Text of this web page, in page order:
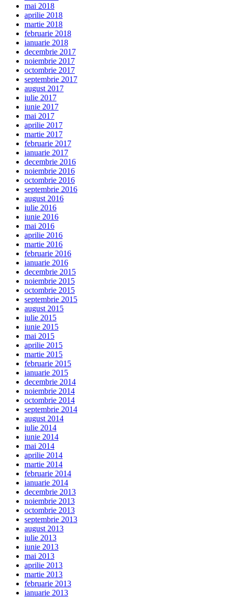
mai 2018
aprilie 2018
martie 2018
februarie 2018
ianuarie 2018
decembrie 2017
noiembrie 2017
octombrie 2017
septembrie 2017
august 2017
iulie 2017
iunie 2017
mai 2017
aprilie 2017
martie 2017
februarie 2017
ianuarie 2017
decembrie 2016
noiembrie 2016
octombrie 2016
septembrie 2016
august 2016
iulie 2016
iunie 2016
mai 2016
aprilie 2016
martie 2016
februarie 2016
ianuarie 2016
decembrie 2015
noiembrie 2015
octombrie 2015
septembrie 2015
august 2015
iulie 2015
iunie 2015
mai 2015
aprilie 2015
martie 2015
februarie 2015
ianuarie 2015
decembrie 2014
noiembrie 2014
octombrie 2014
septembrie 2014
august 2014
iulie 2014
iunie 2014
mai 2014
aprilie 2014
martie 2014
februarie 2014
ianuarie 2014
decembrie 2013
noiembrie 2013
octombrie 2013
septembrie 2013
august 2013
iulie 2013
iunie 2013
mai 2013
aprilie 2013
martie 2013
februarie 2013
ianuarie 2013